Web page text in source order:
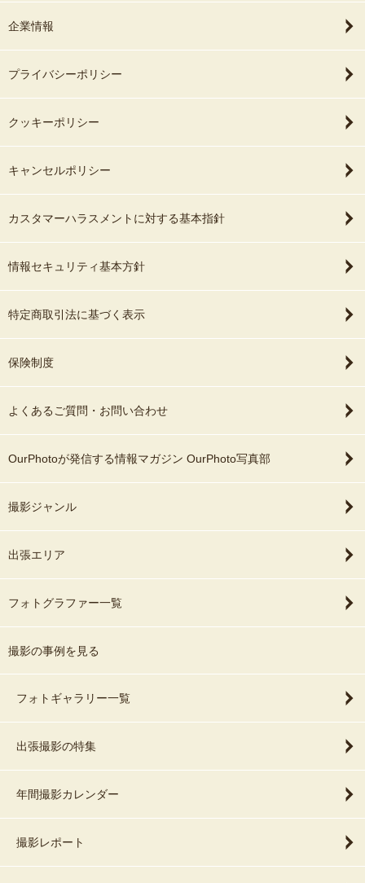
企業情報
プライバシーポリシー
クッキーポリシー
キャンセルポリシー
カスタマーハラスメントに対する基本指針
情報セキュリティ基本方針
特定商取引法に基づく表示
保険制度
よくあるご質問・お問い合わせ
OurPhotoが発信する情報マガジン OurPhoto写真部
撮影ジャンル
出張エリア
フォトグラファー一覧
撮影の事例を見る
フォトギャラリー一覧
出張撮影の特集
年間撮影カレンダー
撮影レポート